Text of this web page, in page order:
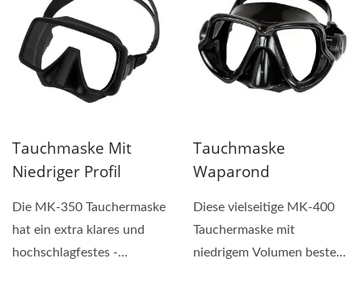
Tauchmaske Mit
Niedriger Profil
Die MK-350 Tauchermaske
hat ein extra klares und
hochschlagfestes -
Tauchmaske
Waparond
Diese vielseitige MK-400
Tauchermaske mit
niedrigem Volumen besteht